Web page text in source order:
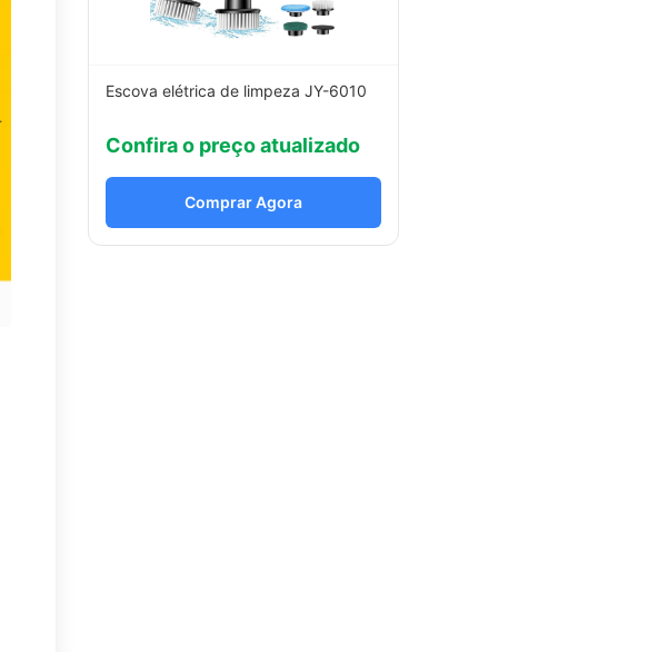
Escova elétrica de limpeza JY-6010
Confira o preço atualizado
Comprar Agora